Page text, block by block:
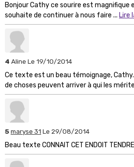
Bonjour Cathy ce sourire est magnifique
souhaite de continuer à nous faire ... Lire
4 Aline Le 19/10/2014
Ce texte est un beau témoignage,
de choses peuvent arriver à qui les
5maryse 31 Le 29/08/2014
Beau texte CONNAIT CET ENDOIT